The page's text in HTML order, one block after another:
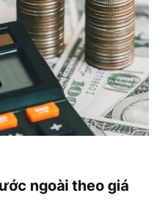
ngoài theo giá